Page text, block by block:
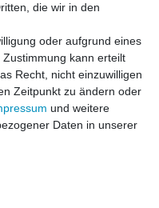
die wir in den
oder aufgrund eines
kann erteilt
Recht, nicht einzuwilligen
Zeitpunkt zu ändern oder
und weitere
Daten in unserer